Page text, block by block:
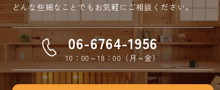
どんな些細なことでもお気軽にご相談ください。
06-6764-1956
10：00～18：00（月～金）